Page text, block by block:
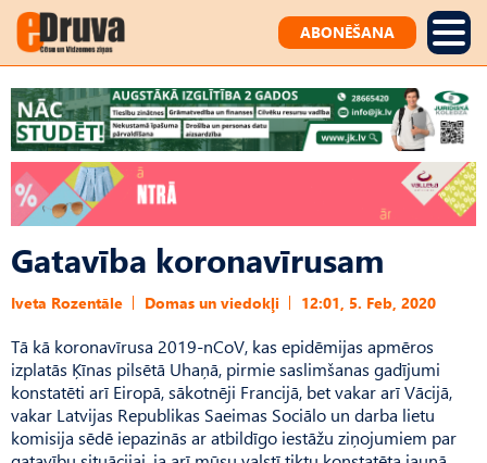
ABONĒŠANA
Gatavība koronavīrusam
Iveta Rozentāle Domas un viedokļi 12:01, 5. Feb, 2020
Tā kā koronavīrusa 2019-nCoV, kas epidēmijas apmēros
izplatās Ķīnas pilsētā Uhaņā, pirmie saslimšanas gadījumi
konstatēti arī Eiropā, sākotnēji Francijā, bet vakar arī Vācijā,
vakar Latvijas Re­publikas Saeimas Sociālo un darba lietu
komisija sēdē iepazinās ar atbildīgo iestāžu ziņojumiem par